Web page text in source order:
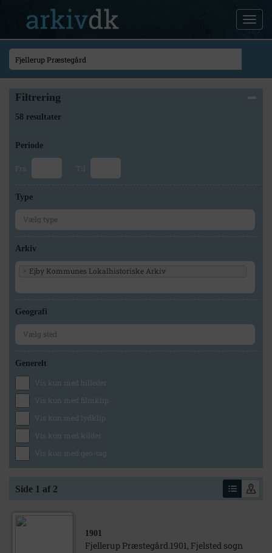
Filtrering
58 resultater
Periode
Fra Til
Type
Arkiv
× Ejby Kommunes Lokalhistoriske Arkiv
Geografi
Generelt
Vis kun med billeder
Vis kun med filmklip
Vis kun med lydklip
Vis kun med kilder
Vis kun med geo-tag
Side 1 af 2
1901
Fjellerup Præstegård.1901, Fjelsted sogn